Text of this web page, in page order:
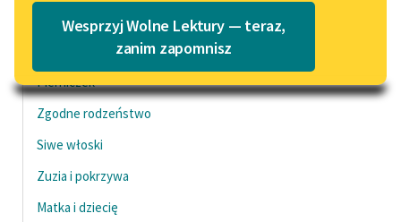
Lektury szkolne i klasyka
literatury do słuchania dla
uczennic i uczniów z
niepełnosprawnościami
E-kolekcja lektur
szkolnych i literatury do
słuchania dla uczennic i
uczniów z
Katalog w formacie PDF
Wesprzyj Wolne Lektury — teraz,
zanim zapomnisz
Czysty kotek
Pierniczek
Zgodne rodzeństwo
Siwe włoski
Zuzia i pokrzywa
Matka i dziecię